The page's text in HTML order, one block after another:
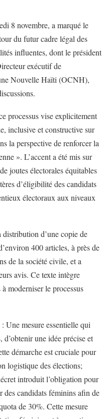
8 novembre, a marqué le
du futur cadre légal des
influentes, dont le président
exécutif de
Nouvelle Haïti (OCNH),
processus vise explicitement
inclusive et constructive sur
la perspective de renforcer la
». L’accent a été mis sur
joutes électorales équitables
d’éligibilité des candidats
électoraux aux niveaux
d’une copie de
400 articles, à près de
de la société civile, et a
avis. Ce texte intègre
moderniser le processus
Une mesure essentielle qui
une idée précise et
démarche est cruciale pour
logistique des élections;
introduit l’obligation pour
des candidats féminins afin de
de 30%. Cette mesure